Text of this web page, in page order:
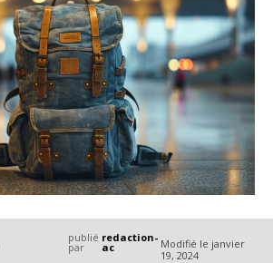
publié
par
redaction-
ac Modifié le janvier
19, 2024